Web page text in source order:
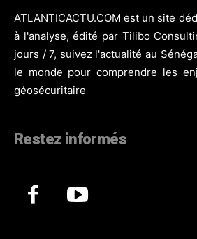
ATLANTICACTU.COM est un site
à l'analyse, édité par Tilibo
jours / 7, suivez l'actualité au
le monde pour comprendre les
géosécuritaire
Restez informés